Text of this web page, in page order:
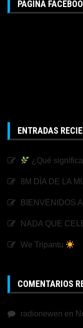
PAGINA
ENTRADAS
¿Qué
8M DÍA DE LA
BIENVENIDOS
NADA QUE
We Tripantu
COMENTARIOS
radionewen en